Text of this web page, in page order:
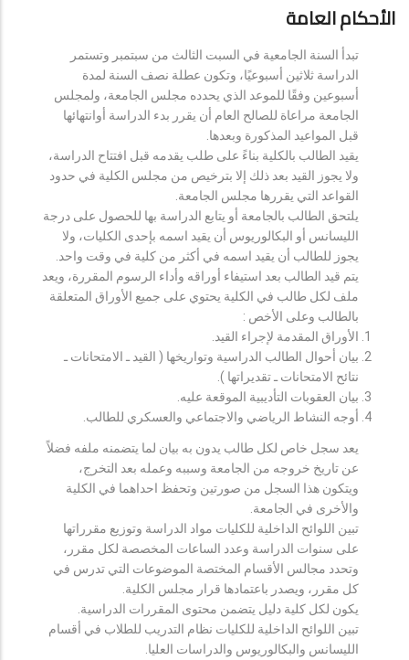
الأحكام العامة
تبدأ السنة الجامعية في السبت الثالث من سبتمبر وتستمر
الدراسة ثلاثين أسبوعيًا، وتكون عطلة نصف السنة لمدة
أسبوعين وفقًا للموعد الذي يحدده مجلس الجامعة، ولمجلس
الجامعة مراعاة للصالح العام أن يقرر بدء الدراسة أوانتهائها
قبل المواعيد المذكورة وبعدها.
يقيد الطالب بالكلية بناءً على طلب يقدمه قبل افتتاح الدراسة،
ولا يجوز القيد بعد ذلك إلا بترخيص من مجلس الكلية في حدود
القواعد التي يقررها مجلس الجامعة.
يلتحق الطالب بالجامعة أو يتابع الدراسة بها للحصول على درجة
الليسانس أو البكالوريوس أن يقيد اسمه بإحدى الكليات، ولا
يجوز للطالب أن يقيد اسمه في أكثر من كلية في وقت واحد.
يتم قيد الطالب بعد استيفاء أوراقه وأداء الرسوم المقررة، ويعد
ملف لكل طالب في الكلية يحتوي على جميع الأوراق المتعلقة
بالطالب وعلى الأخص :
الأوراق المقدمة لإجراء القيد.
بيان أحوال الطالب الدراسية وتواريخها ( القيد ـ الامتحانات ـ
نتائح الامتحانات ـ تقديراتها ).
بيان العقوبات التأديبية الموقعة عليه.
أوجه النشاط الرياضي والاجتماعي والعسكري للطالب.
يعد سجل خاص لكل طالب يدون به بيان لما يتضمنه ملفه فضلاً
عن تاريخ خروجه من الجامعة وسببه وعمله بعد التخرج،
ويتكون هذا السجل من صورتين وتحفظ احداهما في الكلية
والأخرى في الجامعة.
تبين اللوائح الداخلية للكليات مواد الدراسة وتوزيع مقرراتها
على سنوات الدراسة وعدد الساعات المخصصة لكل مقرر،
وتحدد مجالس الأقسام المختصة الموضوعات التي تدرس في
كل مقرر، ويصدر باعتمادها قرار مجلس الكلية.
يكون لكل كلية دليل يتضمن محتوى المقررات الدراسية.
تبين اللوائح الداخلية للكليات نظام التدريب للطلاب في أقسام
الليسانس والبكالوريوس والدراسات العليا.